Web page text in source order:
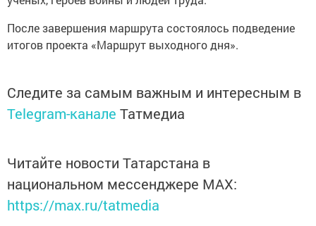
После завершения маршрута состоялось подведение
итогов проекта «Маршрут выходного дня».
Следите за самым важным и интересным в
Telegram-канале Татмедиа
Читайте новости Татарстана в
национальном мессенджере MАХ:
https://max.ru/tatmedia